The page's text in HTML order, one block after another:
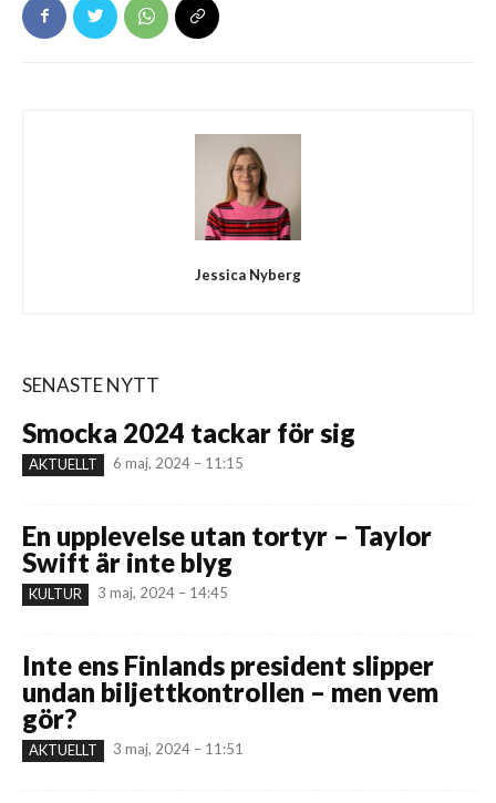
Jessica Nyberg
SENASTE NYTT
Smocka 2024 tackar för sig
AKTUELLT 6 maj, 2024 – 11:15
En upplevelse utan tortyr – Taylor
Swift är inte blyg
KULTUR 3 maj, 2024 – 14:45
Inte ens Finlands president slipper
undan biljettkontrollen – men vem
gör?
AKTUELLT 3 maj, 2024 – 11:51